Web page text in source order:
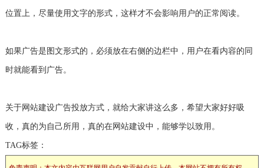
位置上，尽量使用文字的形式，这样才不会影响用户的正常阅读。
如果广告是图文形式的，必须放在右侧的边栏中，用户在看内容的同
时就能看到广告。
关于网站建设广告投放方式，就给大家讲这么多，希望大家好好吸
收，真的为自己所用，真的在网站建设中，能够学以致用。
TAG标签：